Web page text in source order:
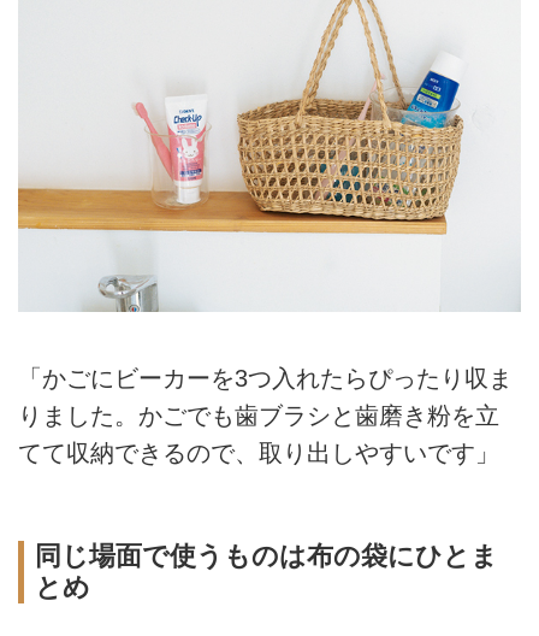
「かごにビーカーを3つ入れたらぴったり収ま
りました。かごでも歯ブラシと歯磨き粉を立
てて収納できるので、取り出しやすいです」
同じ場面で使うものは布の袋にひとま
とめ